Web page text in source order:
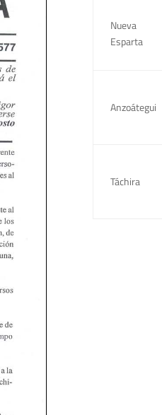
Nueva
Esparta
Anzoátegui
Táchira